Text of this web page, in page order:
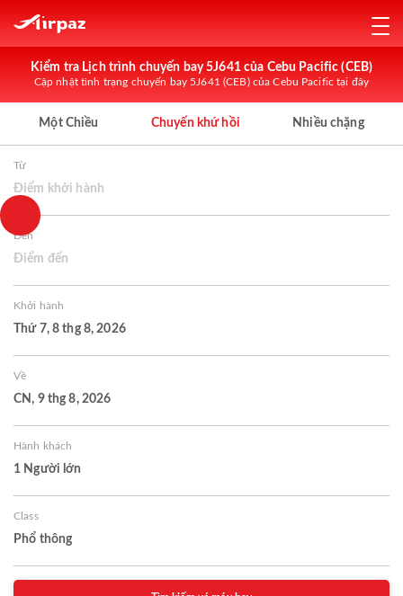
Kiểm tra Lịch trình chuyến bay 5J641 của Cebu Pacific (CEB)
Cập nhật tình trạng chuyến bay 5J641 (CEB) của Cebu Pacific tại đây
Một Chiều Chuyến khứ hồi Nhiều chặng
Từ
Điểm khởi hành
Đến
Điểm đến
Khởi hành
Thứ 7, 8 thg 8, 2026
Về
CN, 9 thg 8, 2026
Hành khách
1 Người lớn
Class
Phổ thông